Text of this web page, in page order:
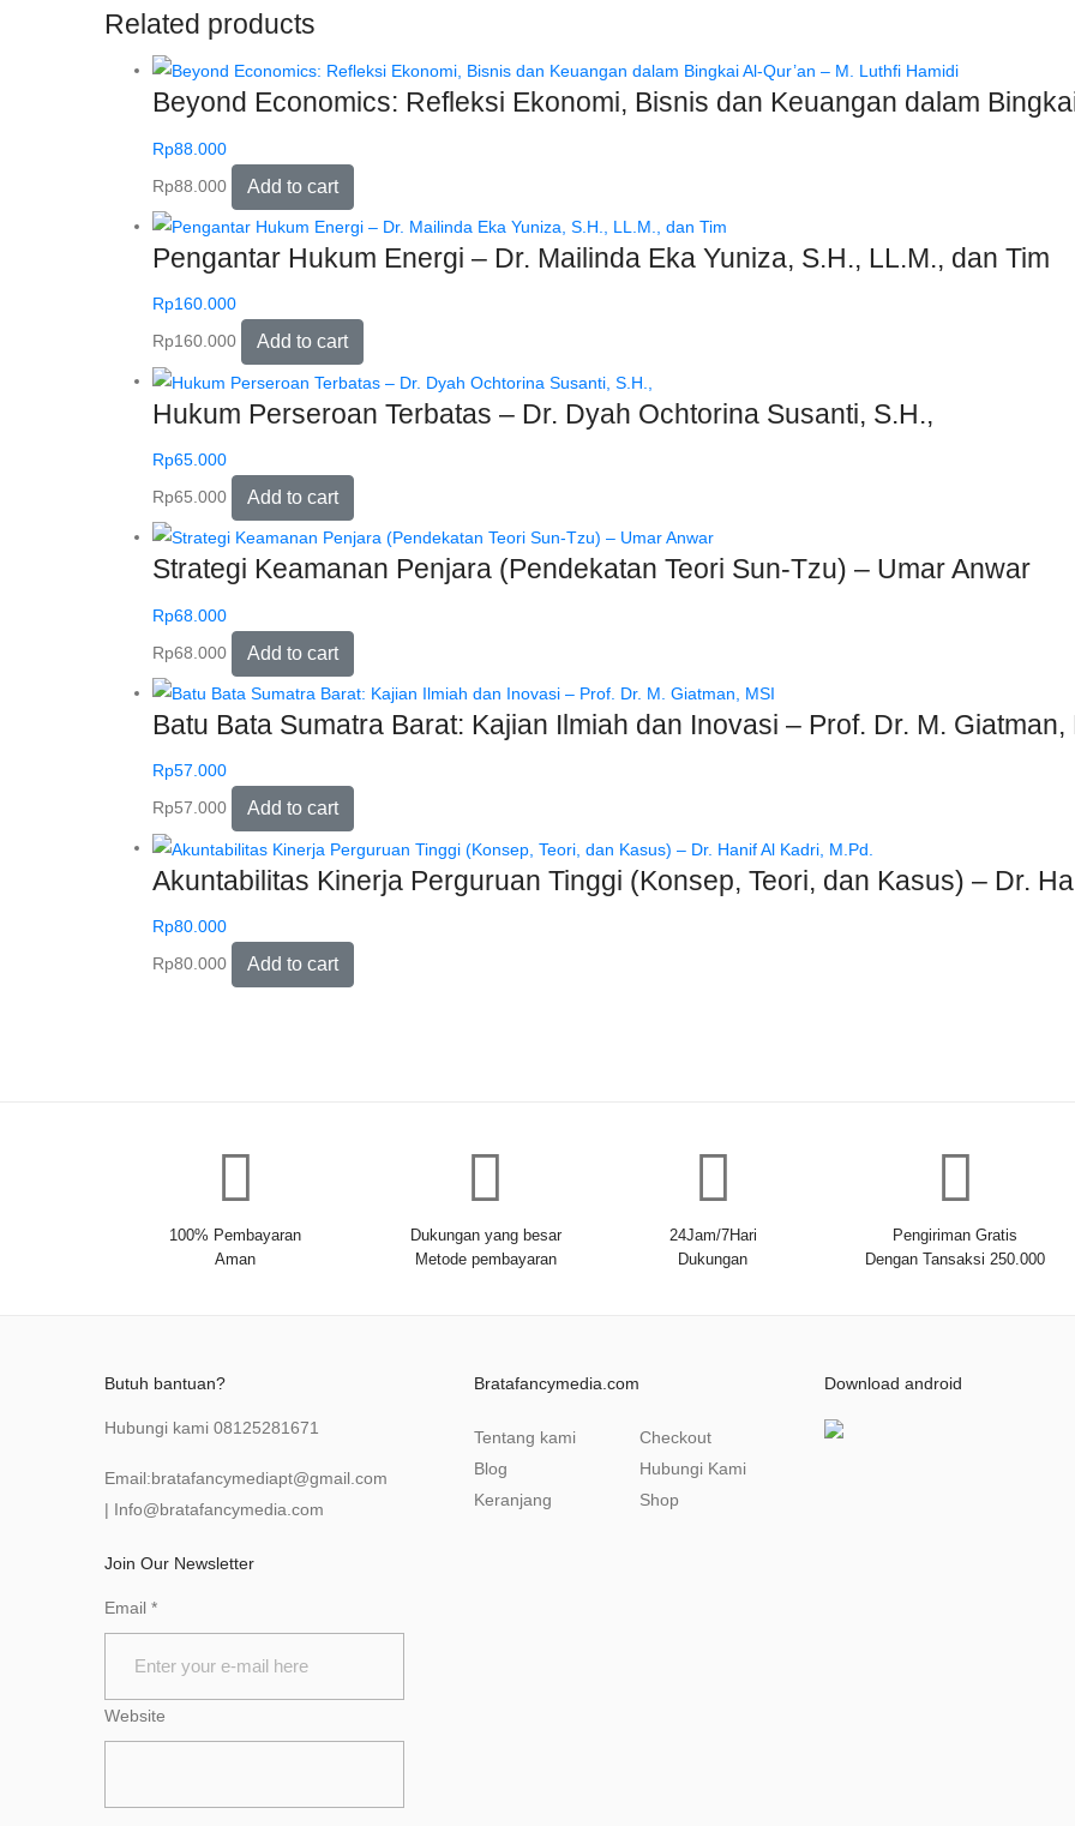
Related products
Beyond Economics: Refleksi Ekonomi, Bisnis dan Keuangan dalam
Rp88.000
Rp88.000 Add to cart
Pengantar Hukum Energi – Dr. Mailinda Eka Yuniza, S.H., LL.M., dan Tim
Rp160.000
Rp160.000 Add to cart
Hukum Perseroan Terbatas – Dr. Dyah Ochtorina Susanti, S.H.,
Rp65.000
Rp65.000 Add to cart
Strategi Keamanan Penjara (Pendekatan Teori Sun-Tzu) – Umar Anwar
Rp68.000
Rp68.000 Add to cart
Batu Bata Sumatra Barat: Kajian Ilmiah dan Inovasi – Prof. Dr. M. Giatman,
Rp57.000
Rp57.000 Add to cart
Akuntabilitas Kinerja Perguruan Tinggi (Konsep, Teori, dan Kasus) – Dr.
Rp80.000
Rp80.000 Add to cart
100% Pembayaran
Aman
Dukungan yang besar
Metode pembayaran
24Jam/7Hari
Dukungan
Pengiriman Gratis
Dengan Tansaksi 250.000
Butuh bantuan?
Hubungi kami 08125281671
Email:bratafancymediapt@gmail.com
| Info@bratafancymedia .com
Join Our Newsletter
Email *
Website
Bratafancymedia.com
Tentang kami
Blog
Keranjang
Checkout
Hubungi Kami
Shop
Download android